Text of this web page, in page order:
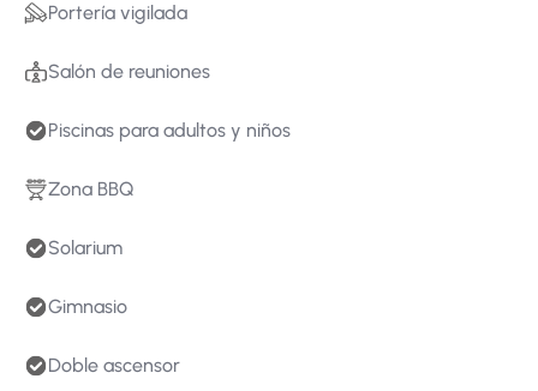
Portería vigilada
Salón de reuniones
Piscinas para adultos y niños
Zona BBQ
Solarium
Gimnasio
Doble ascensor